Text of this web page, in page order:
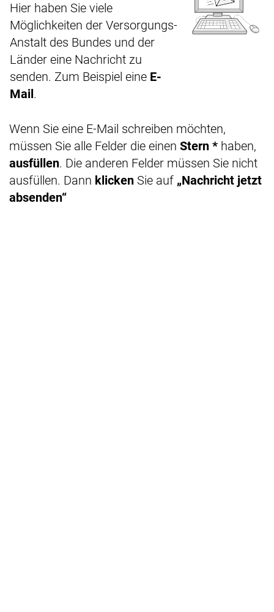
Hier haben Sie viele
Möglichkeiten der Versorgungs-
Anstalt des Bundes und der
Länder eine Nachricht zu
senden. Zum Beispiel eine E-
Mail.
Wenn Sie eine E-Mail schreiben möchten,
müssen Sie alle Felder die einen Stern * haben,
ausfüllen. Die anderen Felder müssen Sie nicht
ausfüllen. Dann klicken Sie auf „Nachricht jetzt
absenden“